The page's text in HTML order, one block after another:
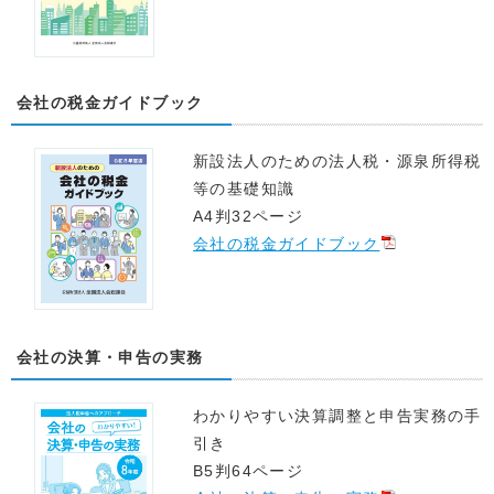
会社の税金ガイドブック
新設法人のための法人税・源泉所得税
等の基礎知識
A4判32ページ
会社の税金ガイドブック
会社の決算・申告の実務
わかりやすい決算調整と申告実務の手
引き
B5判64ページ